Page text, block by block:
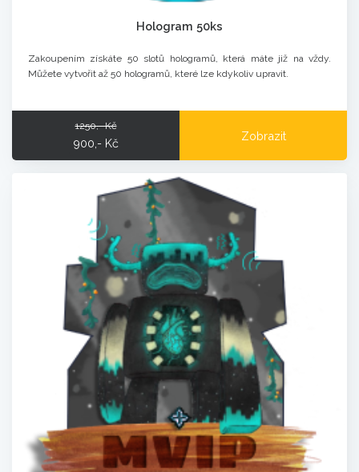
Hologram 50ks
Zakoupením získáte 50 slotů hologramů, která máte již na vždy.
Můžete vytvořit až 50 hologramů, které lze kdykoliv upravit.
1250,- Kč
900,- Kč
Zobrazit